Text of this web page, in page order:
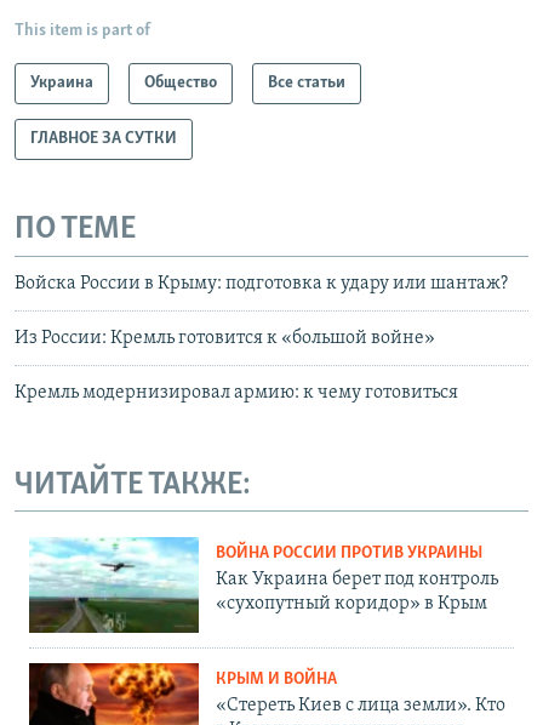
This item is part of
Украина Общество Все статьи
ГЛАВНОЕ ЗА СУТКИ
ПО ТЕМЕ
Войска России в Крыму: подготовка к удару или шантаж?
Из России: Кремль готовится к «большой войне»
Кремль модернизировал армию: к чему готовиться
ЧИТАЙТЕ ТАКЖЕ:
ВОЙНА РОССИИ ПРОТИВ УКРАИНЫ
Как Украина берет под контроль
«сухопутный коридор» в Крым
КРЫМ И ВОЙНА
«Стереть Киев с лица земли». Кто